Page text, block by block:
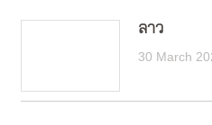
ลาว
30 March